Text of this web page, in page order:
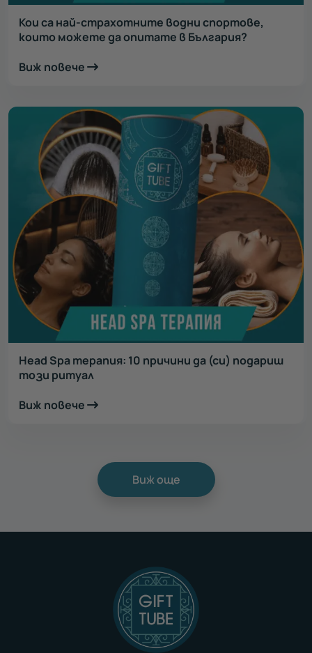
Кои са най-страхотните водни спортове,
които можете да опитате в България?
Виж повече
Head Spa терапия: 10 причини да (си) подариш
този ритуал
Виж повече
Виж още